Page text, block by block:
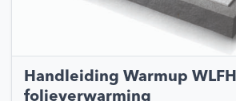
Handleiding Warmup WLFH
folieverwarming